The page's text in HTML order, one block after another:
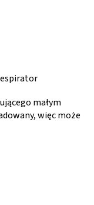
małym
więc może